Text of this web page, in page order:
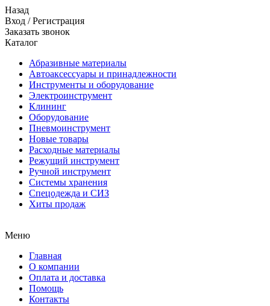
Назад
Вход /Регистрация
Заказать звонок
Каталог
Абразивные материалы
Автоаксессуары и принадлежности
Инструменты и оборудование
Электроинструмент
Клининг
Оборудование
Пневмоинструмент
Новые товары
Расходные материалы
Режущий инструмент
Ручной инструмент
Системы хранения
Спецодежда и СИЗ
Хиты продаж
Меню
Главная
О компании
Оплата и доставка
Помощь
Контакты